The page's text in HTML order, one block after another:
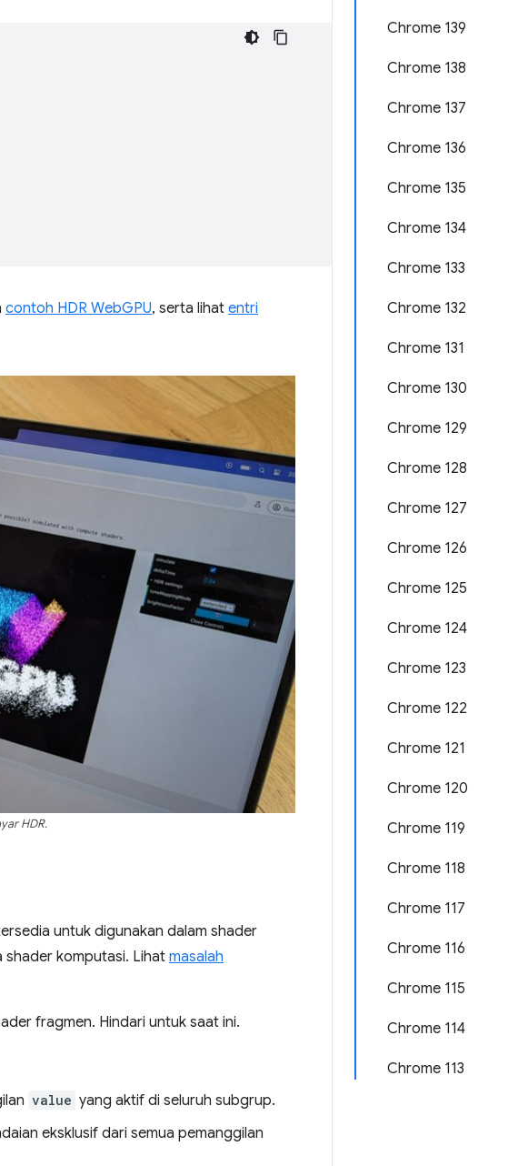
Chrome 139
Chrome 138
Chrome 137
Chrome 136
Chrome 135
Chrome 134
Chrome 133
Chrome 132
Chrome 131
Chrome 130
Chrome 129
Chrome 128
Chrome 127
Chrome 126
Chrome 125
Chrome 124
Chrome 123
Chrome 122
Chrome 121
Chrome 120
Chrome 119
Chrome 118
Chrome 117
Chrome 116
Chrome 115
Chrome 114
Chrome 113
contoh HDR WebGPU, serta lihat entri
HDR.
untuk digunakan dalam shader
komputasi. Lihatmasalah
fragmen. Hindari untuk saat ini.
value yang aktif di seluruh subgrup.
eksklusif dari semua pemanggilan